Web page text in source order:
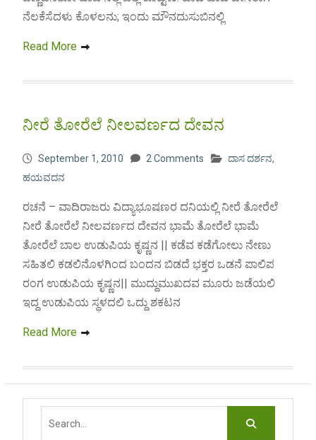
ನೆಲಕೆಸೆದಳು ಕೊಳಲನು; ಇಂದು ಮೌನದುಸುಬಿನಲ್ಲಿ
Read More
ನೀರೆ ತೋರೆಲೆ ನೀಲವರ್ಣದ ದೇವನ
September 1, 2010 2 Comments ದಾಸ ದರ್ಶನ,
ಹಯವದನ
ರಚನೆ – ವಾದಿರಾಜರು ವಿದ್ಯಾಭೂಷಣರ ದನಿಯಲ್ಲಿ ನೀರೆ ತೋರೆಲೆ
ನೀರೆ ತೋರೆಲೆ ನೀಲವರ್ಣದ ದೇವನ ಭಾಮೆ ತೋರೆಲೆ ಭಾಮೆ
ತೋರೆಲೆ ಬಾಲ ಉಡುಪಿಯ ಕೃಷ್ಣನ || ಕಡೆವ ಕಡೆಗೋಲು ನೇಣು
ಸಹಿತಲಿ ಕಡಲಿನೊಳಗಿಂದ ಬಂದನ ಬಿಡದೆ ಭಕ್ತರ ಒಡನೆ ಪಾಲಿಪ
ರಂಗ ಉಡುಪಿಯ ಕೃಷ್ಣನ|| ಮುದ್ದುಮುಖದವ ಮೂರು ಜಡೆಯಲಿ
ಇದ್ದ ಉಡುಪಿಯ ಸ್ಥಳದಲಿ ಒದ್ದು ಶಕಟನ
Read More